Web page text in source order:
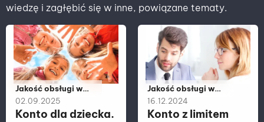
wiedzę i zagłębić się w inne, powiązane tematy.
Należy do kategorii:
Jakość obsługi w
placówce, Jakość
obsługi w zdalnych
02.09.2025
Konto dla dziecka.
Należy do kategorii:
Jakość obsługi w
placówce, Jakość
obsługi w zdalnych
16.12.2024
Konto z limitem